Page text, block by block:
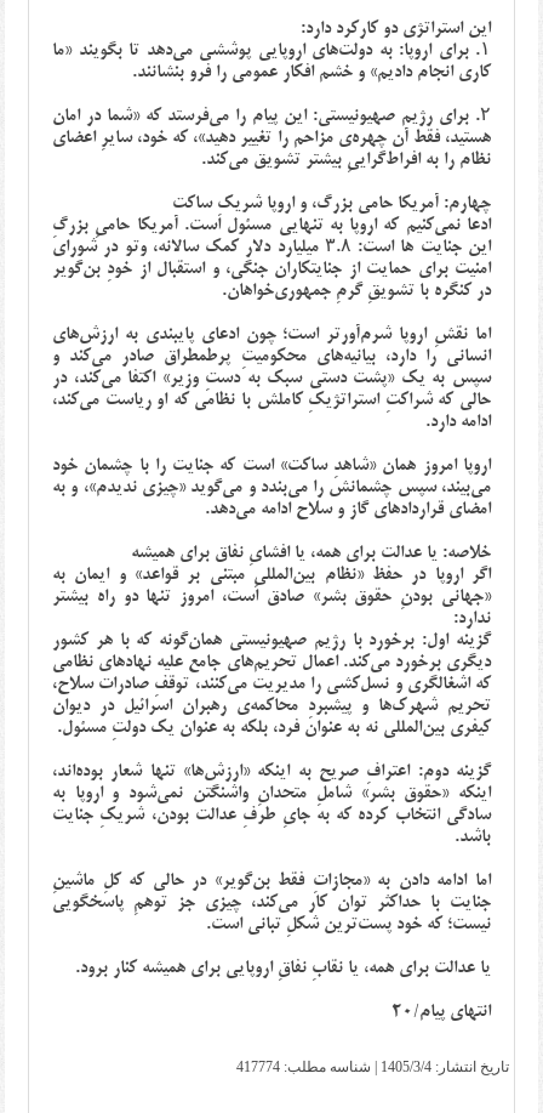
این استراتژی دو کارکرد دارد:
۱. برای اروپا: به دولت‌های اروپایی پوششی می‌دهد تا بگویند «ما
کاری انجام دادیم» و خشم افکار عمومی را فرو بنشانند.
۲. برای رژیم صهیونیستی: این پیام را می‌فرستد که «شما در امان
هستید، فقط آن چهره‌ی مزاحم را تغییر دهید»، که خود، سایرِ اعضای
نظام را به افراط‌گراییِ بیشتر تشویق می‌کند.
چهارم: آمریکا حامی بزرگ، و اروپا شریکِ ساکت
ادعا نمی‌کنیم که اروپا به تنهایی مسئول است. آمریکا حامیِ بزرگِ
این جنایت ها است: ۳.۸ میلیارد دلار کمک سالانه، وتو در شورای
امنیت برای حمایت از جنایتکاران جنگی، و استقبال از خودِ بن‌گویر
در کنگره با تشویقِ گرمِ جمهوری‌خواهان.
اما نقشِ اروپا شرم‌آورتر است؛ چون ادعای پایبندی به ارزش‌های
انسانی را دارد، بیانیه‌های محکومیتِ پرطمطراق صادر می‌کند و
سپس به یک «پشت دستی سبک به دستِ وزیر» اکتفا می‌کند، در
حالی که شراکتِ استراتژیکِ کاملش با نظامی که او ریاست می‌کند،
ادامه دارد.
اروپا امروز همان «شاهدِ ساکت» است که جنایت را با چشمان خود
می‌بیند، سپس چشمانش را می‌بندد و می‌گوید «چیزی ندیدم»، و به
امضای قراردادهای گاز و سلاح ادامه می‌دهد.
خلاصه: یا عدالت برای همه، یا افشایِ نفاق برای همیشه
اگر اروپا در حفظ «نظام بین‌المللیِ مبتنی بر قواعد» و ایمان به
«جهانی بودنِ حقوق بشر» صادق است، امروز تنها دو راه بیشتر
ندارد:
گزینه اول: برخورد با رژیم صهیونیستی همان‌گونه که با هر کشور
دیگری برخورد می‌کند. اعمال تحریم‌های جامع علیه نهادهای نظامی
که اشغالگری و نسل‌کشی را مدیریت می‌کنند، توقفِ صادرات سلاح،
تحریم شهرک‌ها و پیشبردِ محاکمه‌ی رهبران اسرائیل در دیوان
کیفری بین‌المللی نه به عنوان فرد، بلکه به عنوان یک دولتِ مسئول.
گزینه دوم: اعترافِ صریح به اینکه «ارزش‌ها» تنها شعار بوده‌اند،
اینکه «حقوق بشر» شاملِ متحدانِ واشنگتن نمی‌شود و اروپا به
سادگی انتخاب کرده که به جایِ طرفِ عدالت بودن، شریکِ جنایت
باشد.
اما ادامه دادن به «مجازاتِ فقط بن‌گویر» در حالی که کلِ ماشینِ
جنایت با حداکثر توان کار می‌کند، چیزی جز توهمِ پاسخگویی
نیست؛ که خود پست‌ترین شکلِ تبانی است.
یا عدالت برای همه، یا نقابِ نفاقِ اروپایی برای همیشه کنار برود.
انتهای پیام/20
تاریخ انتشار: 1405/3/4 | شناسه مطلب: 417774